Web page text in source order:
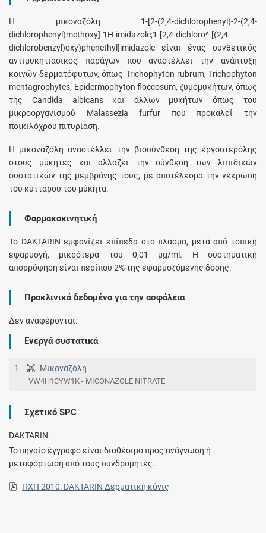
Η μικοναζόλη 1-[2-(2,4-dichlorophenyl)-2-(2,4-
dichlorophenyl)methoxy]-1H-imidazole;1-[2,4-dichloro^-[(2,4-
dichlorobenzyl)oxy)phenethyl]imidazole είναι ένας συνθετικός
αντιμυκητιασικός παράγων που αναστέλλει την ανάπτυξη
κοινών δερματόφυτων, όπως Trichophyton rubrum, Trichophyton
mentagrophytes, Epidermophyton floccosum, ζυμομυκήτων, όπως
της Candida albicans και άλλων μυκήτων όπως του
μικροοργανισμού Malassezia furfur που προκαλεί την
ποικιλόχρου πιτυρίαση.
Η μικοναζόλη αναστέλλει την βιοσύνθεση της εργοστερόλης
στους μύκητες και αλλάζει την σύνθεση των λιπιδικών
συστατικών της μεμβράνης τους, με αποτέλεσμα την νέκρωση
του κυττάρου του μύκητα.
Φαρμακοκινητική
Το DAKTARIN εμφανίζει επίπεδα στο πλάσμα, μετά από τοπική
εφαρμογή, μικρότερα του 0,01 μg/ml. Η συστηματική
απορρόφηση είναι περίπου 2% της εφαρμοζόμενης δόσης.
Προκλινικά δεδομένα για την ασφάλεια
Δεν αναφέρονται.
Ενεργά συστατικά
1 Μικοναζόλη
VW4H1CYW1K - MICONAZOLE NITRATE
Σχετικό SPC
DAKTARIN.
Το πηγαίο έγγραφο είναι διαθέσιμο προς ανάγνωση ή
μεταφόρτωση από τους συνδρομητές.
ΠΧΠ 2010: DAKTARIN Δερματική κόνις